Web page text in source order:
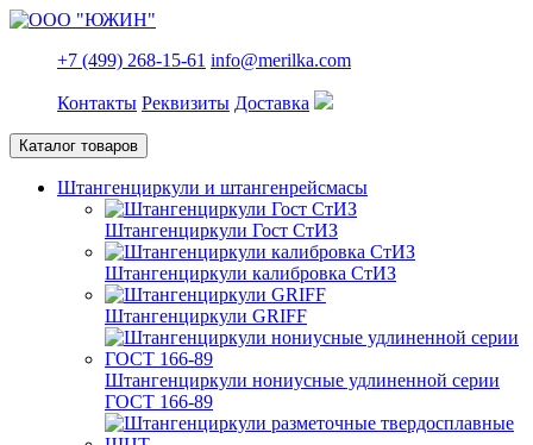
+7 (499) 268-15-61 info@merilka.com
Контакты Реквизиты Доставка
Каталог товаров
Штангенциркули и штангенрейсмасы
Штангенциркули Гост СтИЗ
Штангенциркули калибровка СтИЗ
Штангенциркули GRIFF
Штангенциркули нониусные удлиненной серии
ГОСТ 166-89